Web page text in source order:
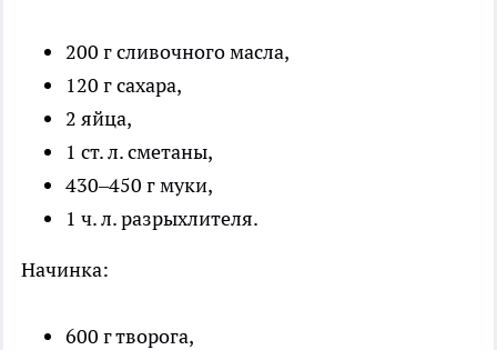
200 г сливочного масла,
120 г сахара,
2 яйца,
1 ст. л. сметаны,
430–450 г муки,
1 ч. л. разрыхлителя.
Начинка:
600 г творога,